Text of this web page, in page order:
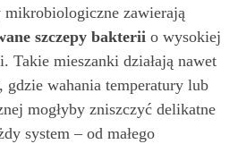
mikrobiologiczne zawierają
szczepy bakterii o wysokiej
Takie mieszanki działają nawet
wahania temperatury lub
mogłyby zniszczyć delikatne
system – od małego